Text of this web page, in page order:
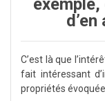
C’est là que
fait intéressant
propriétés